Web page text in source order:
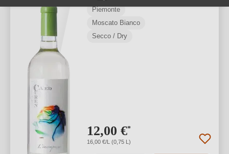
Piemonte
Moscato Bianco
Secco / Dry
12,00 €*
16,00 €/L (0,75 L)